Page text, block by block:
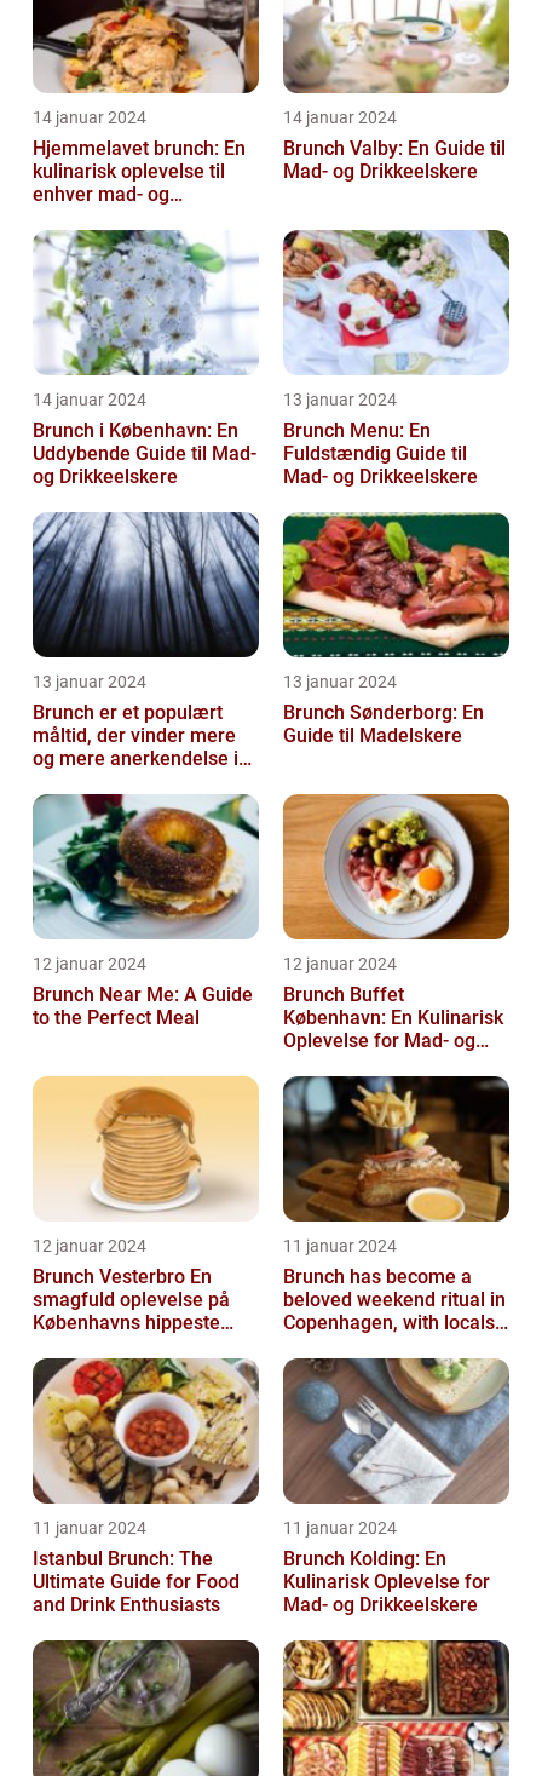
14 januar 2024
Hjemmelavet brunch: En
kulinarisk oplevelse til
enhver mad- og
14 januar 2024
Brunch Valby: En Guide til
Mad- og Drikkeelskere
14 januar 2024
Brunch i København: En
Uddybende Guide til Mad-
og Drikkeelskere
13 januar 2024
Brunch Menu: En
Fuldstændig Guide til
Mad- og Drikkeelskere
13 januar 2024
Brunch er et populært
måltid, der vinder mere
og mere anerkendelse i
verden
13 januar 2024
Brunch Sønderborg: En
Guide til Madelskere
12 januar 2024
Brunch Near Me: A Guide
to the Perfect Meal
12 januar 2024
Brunch Buffet
København: En Kulinarisk
Oplevelse for Mad- og
12 januar 2024
Brunch Vesterbro En
smagfuld oplevelse på
Københavns hippeste
11 januar 2024
Brunch has become a
beloved weekend ritual in
Copenhagen, with locals
to...
11 januar 2024
Istanbul Brunch: The
Ultimate Guide for Food
and Drink Enthusiasts
11 januar 2024
Brunch Kolding: En
Kulinarisk Oplevelse for
Mad- og Drikkeelskere